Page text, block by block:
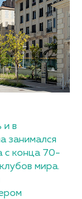
и в
занимался
с конца 70-
мира.